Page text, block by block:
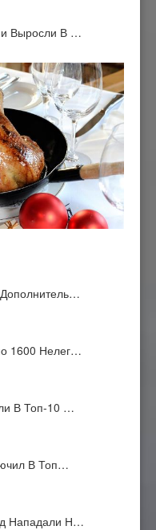
Выросли В …
1600 Нелег…
В Топ-10 …
В Топ…
Нападали Н…